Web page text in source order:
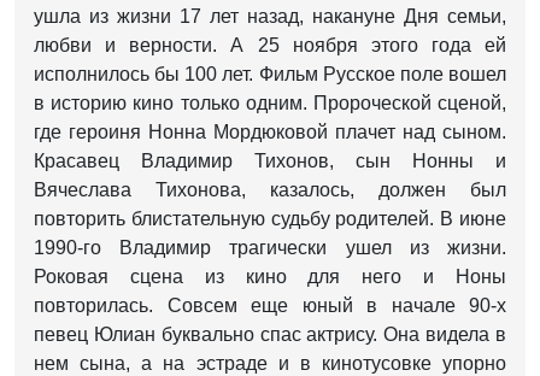
ушла из жизни 17 лет назад, накануне Дня семьи,
любви и верности. А 25 ноября этого года ей
исполнилось бы 100 лет. Фильм Русское поле вошел
в историю кино только одним. Пророческой сценой,
где героиня Нонна Мордюковой плачет над сыном.
Красавец Владимир Тихонов, сын Нонны и
Вячеслава Тихонова, казалось, должен был
повторить блистательную судьбу родителей. В июне
1990-го Владимир трагически ушел из жизни.
Роковая сцена из кино для него и Ноны
повторилась. Совсем еще юный в начале 90-х
певец Юлиан буквально спас актрису. Она видела в
нем сына, а на эстраде и в кинотусовке упорно